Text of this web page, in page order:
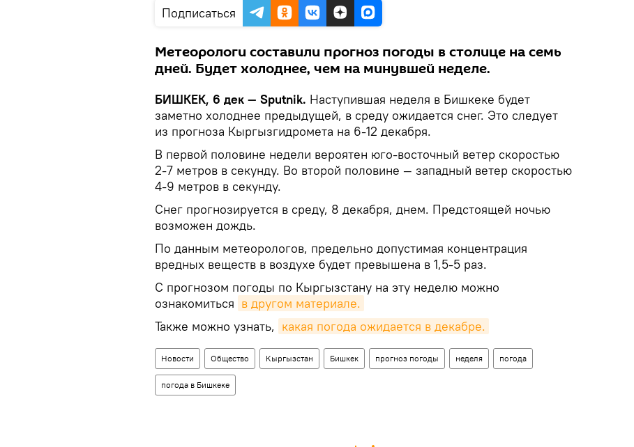
Подписаться
Метеорологи составили прогноз погоды в столице на семь
дней. Будет холоднее, чем на минувшей неделе.
БИШКЕК, 6 дек — Sputnik. Наступившая неделя в Бишкеке будет
заметно холоднее предыдущей, в среду ожидается снег. Это следует
из прогноза Кыргызгидромета на 6-12 декабря.
В первой половине недели вероятен юго-восточный ветер скоростью
2-7 метров в секунду. Во второй половине — западный ветер скоростью
4-9 метров в секунду.
Снег прогнозируется в среду, 8 декабря, днем. Предстоящей ночью
возможен дождь.
По данным метеорологов, предельно допустимая концентрация
вредных веществ в воздухе будет превышена в 1,5-5 раз.
С прогнозом погоды по Кыргызстану на эту неделю можно
ознакомиться в другом материале.
Также можно узнать, какая погода ожидается в декабре.
Новости Общество Кыргызстан Бишкек прогноз погоды неделя погода
погода в Бишкеке